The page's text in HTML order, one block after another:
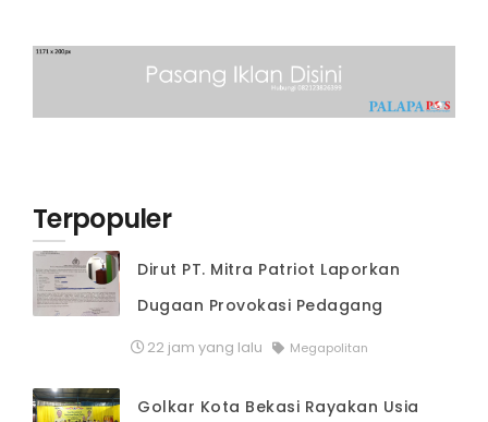
Terpopuler
Dirut PT. Mitra Patriot Laporkan
Dugaan Provokasi Pedagang
22 jam yang lalu Megapolitan
Golkar Kota Bekasi Rayakan Usia